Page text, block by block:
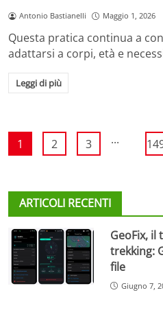
Antonio Bastianelli Maggio 1, 2026
Questa pratica continua a
adattarsi a corpi, età e
Leggi di più
1 2 3 ...
ARTICOLI RECENTI
GeoFix,
trekking:
file
Giugno 7,